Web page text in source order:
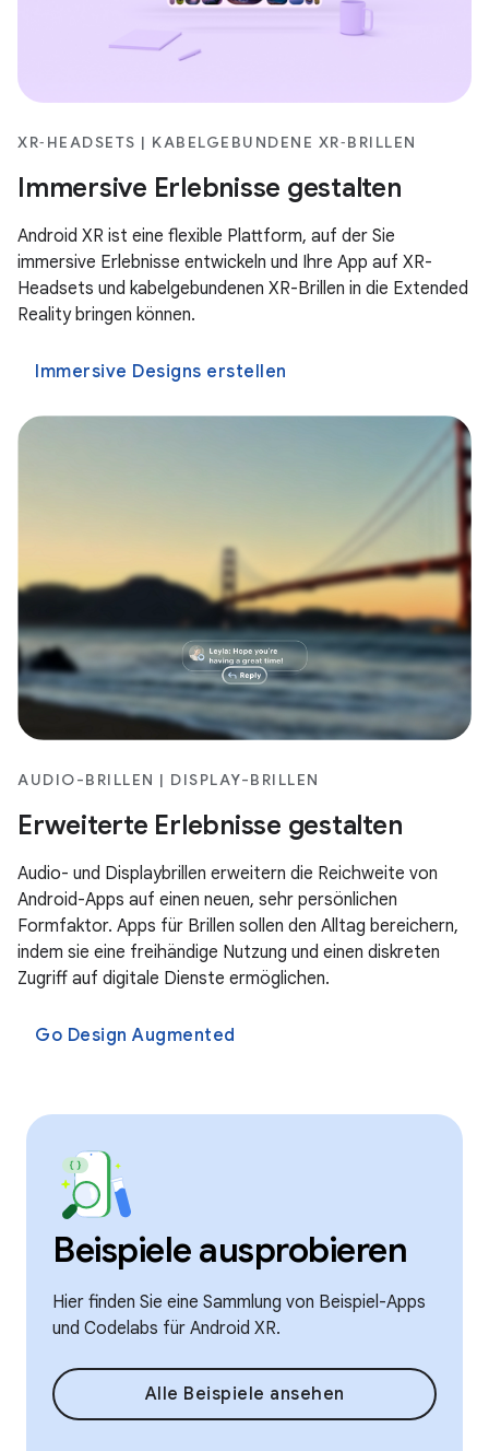
XR‑HEADSETS | KABELGEBUNDENE XR‑BRILLEN
Immersive Erlebnisse gestalten
Android XR ist eine flexible Plattform, auf der Sie
immersive Erlebnisse entwickeln und Ihre App auf XR-
Headsets und kabelgebundenen XR-Brillen in die Extended
Reality bringen können.
Immersive Designs erstellen
AUDIO-BRILLEN | DISPLAY-BRILLEN
Erweiterte Erlebnisse gestalten
Audio- und Displaybrillen erweitern die Reichweite von
Android-Apps auf einen neuen, sehr persönlichen
Formfaktor. Apps für Brillen sollen den Alltag bereichern,
indem sie eine freihändige Nutzung und einen diskreten
Zugriff auf digitale Dienste ermöglichen.
Go Design Augmented
Beispiele ausprobieren
Hier finden Sie eine Sammlung von Beispiel-Apps
und Codelabs für Android XR.
Alle Beispiele ansehen